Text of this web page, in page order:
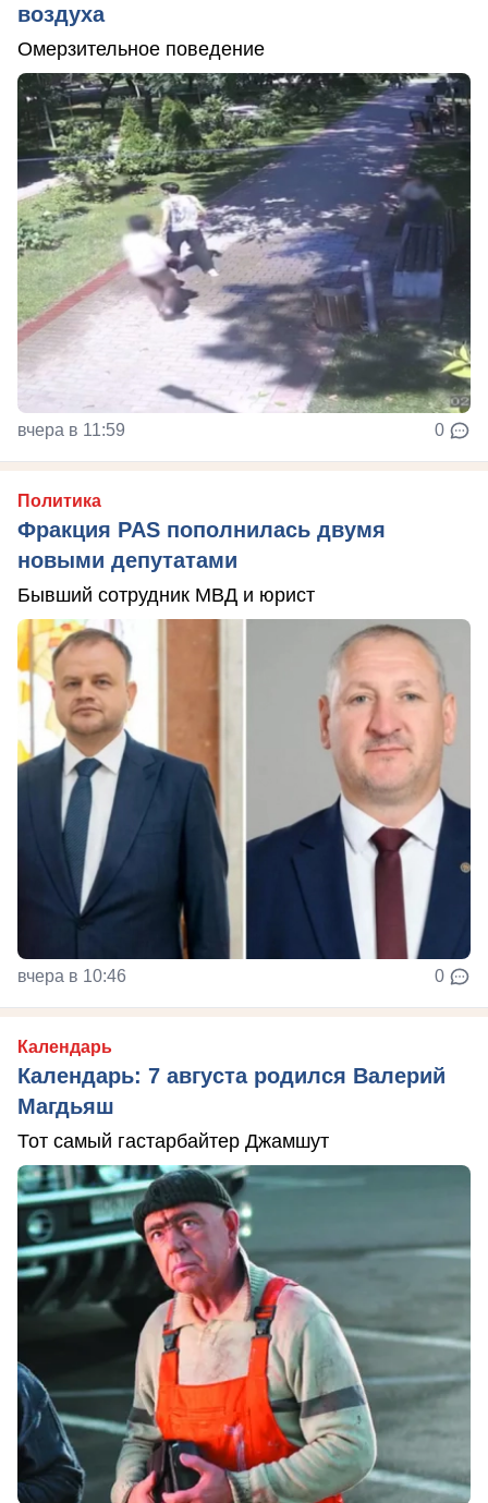
воздуха
Омерзительное поведение
вчера в 11:59 0
Политика
Фракция PAS пополнилась двумя
новыми депутатами
Бывший сотрудник МВД и юрист
вчера в 10:46 0
Календарь
Календарь: 7 августа родился Валерий
Магдьяш
Тот самый гастарбайтер Джамшут